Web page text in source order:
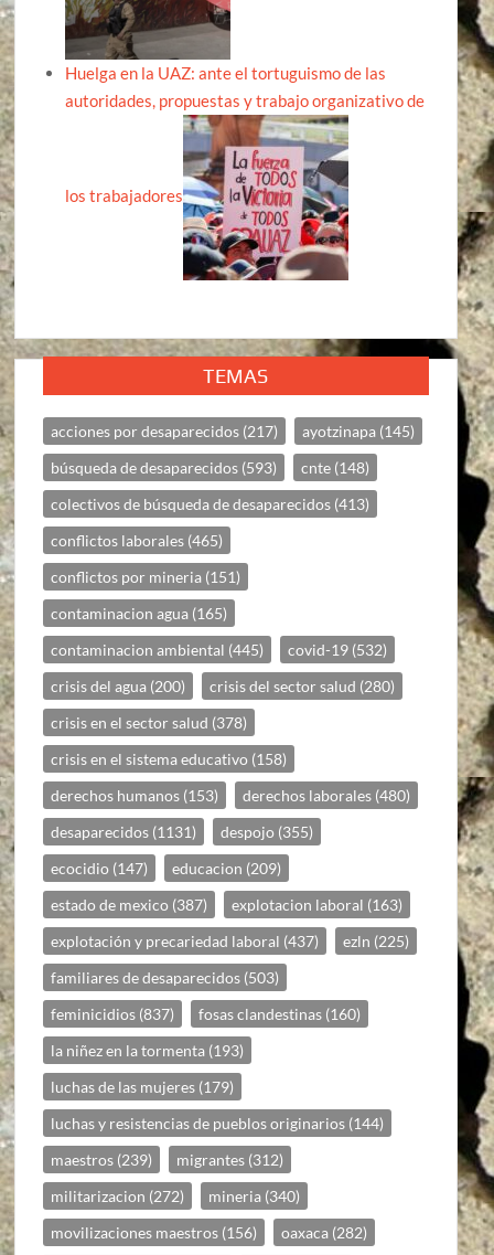
Huelga en la UAZ: ante el tortuguismo de las
autoridades, propuestas y trabajo organizativo de
los trabajadores
TEMAS
acciones por desaparecidos (217) ayotzinapa (145)
búsqueda de desaparecidos (593) cnte (148)
colectivos de búsqueda de desaparecidos (413)
conflictos laborales (465)
conflictos por mineria (151)
contaminacion agua (165)
contaminacion ambiental (445) covid-19 (532)
crisis del agua (200) crisis del sector salud (280)
crisis en el sector salud (378)
crisis en el sistema educativo (158)
derechos humanos (153) derechos laborales (480)
desaparecidos (1131) despojo (355)
ecocidio (147) educacion (209)
estado de mexico (387) explotacion laboral (163)
explotación y precariedad laboral (437) ezln (225)
familiares de desaparecidos (503)
feminicidios (837) fosas clandestinas (160)
la niñez en la tormenta (193)
luchas de las mujeres (179)
luchas y resistencias de pueblos originarios (144)
maestros (239) migrantes (312)
militarizacion (272) mineria (340)
movilizaciones maestros (156) oaxaca (282)